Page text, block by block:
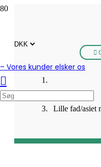
– Vores kunder elsker os
Lille fad/asiet